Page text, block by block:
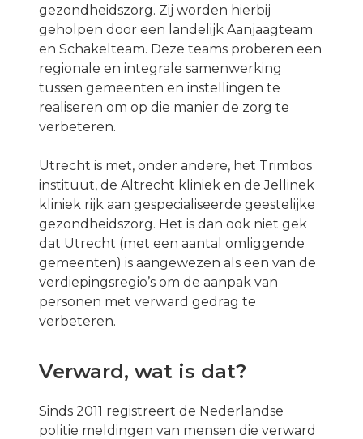
gezondheidszorg. Zij worden hierbij
geholpen door een landelijk Aanjaagteam
en Schakelteam. Deze teams proberen een
regionale en integrale samenwerking
tussen gemeenten en instellingen te
realiseren om op die manier de zorg te
verbeteren.
Utrecht is met, onder andere, het Trimbos
instituut, de Altrecht kliniek en de Jellinek
kliniek rijk aan gespecialiseerde geestelijke
gezondheidszorg. Het is dan ook niet gek
dat Utrecht (met een aantal omliggende
gemeenten) is aangewezen als een van de
verdiepingsregio’s om de aanpak van
personen met verward gedrag te
verbeteren.
Verward, wat is dat?
Sinds 2011 registreert de Nederlandse
politie meldingen van mensen die verward